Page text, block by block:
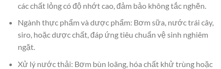
các chất lỏng có độ nhớt cao, đảm bảo không tắc nghẽn.
Ngành thực phẩm và dược phẩm: Bơm sữa, nước trái cây,
siro, hoặc dược chất, đáp ứng tiêu chuẩn vệ sinh nghiêm
ngặt.
Xử lý nước thải: Bơm bùn loãng, hóa chất khử trùng hoặc